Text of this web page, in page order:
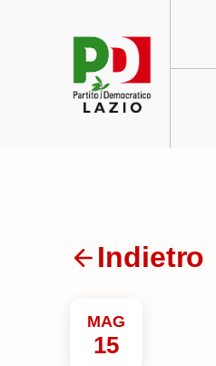
Indietro
MAG
15